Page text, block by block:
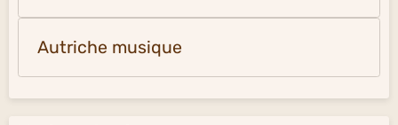
Autriche musique